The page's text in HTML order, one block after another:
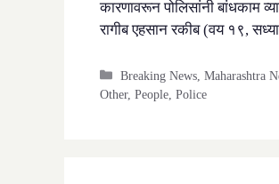
कारणावरून पोलिसांनी बांधकाम
रागीब एहसान रकीब (वय १९,
Categories
Breaking News ,Maharashtra
Other, People Police